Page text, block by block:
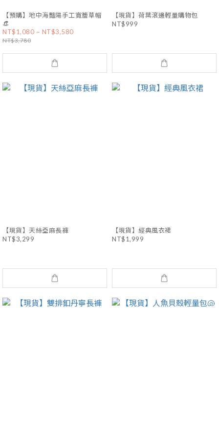
【預購】地中海豔陽手工寬簷草帽
👒
NT$1,080 ~ NT$3,580
NT$3,780
【現貨】荷葉滾邊輕量購物包
NT$999
【現貨】天絲亞麻長褲
NT$3,299
【現貨】經典風衣裙
NT$1,999